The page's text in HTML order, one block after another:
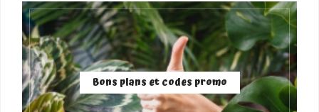
Bons plans et codes promo